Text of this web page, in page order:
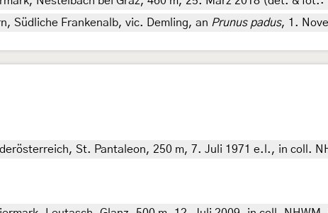
Südliche Frankenalb, vic. Demling, an Prunus padus, 1.
St. Pantaleon, 250 m, 7. Juli 1971 e.l., in coll.